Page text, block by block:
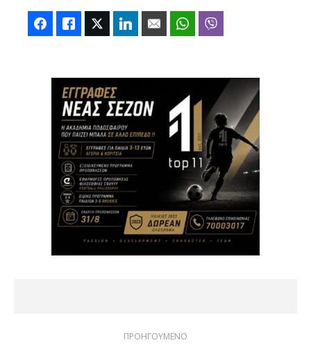
FacebookLike Twitter LinkedIn Email WhatsApp
ΠΡΟΗΓΟΥΜΕΝΟ